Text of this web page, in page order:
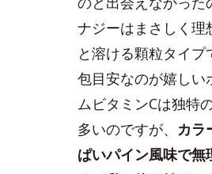
ナジーはまさしく理
と溶ける顆粒タイプ
包目安なのが嬉しい
ムビタミンCは独特
多いのですが、 カラ
ぱいパイン風味で